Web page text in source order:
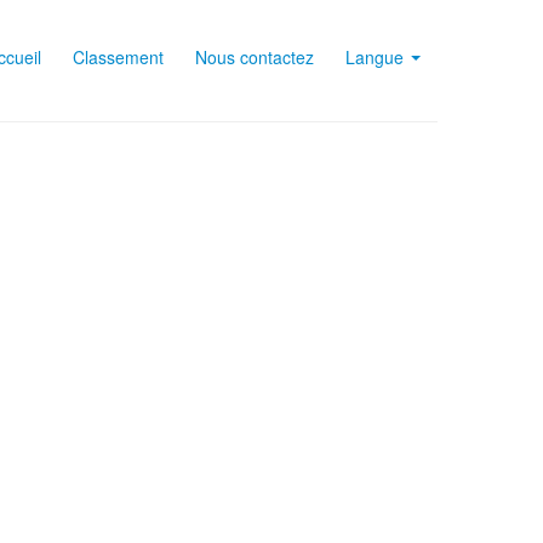
Classement Nous contactez Langue